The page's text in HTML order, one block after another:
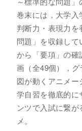
巻末には，大学入
判断力・表現力
問題」を収録し
から「要項」の
画（全49個），
図が動くアニメ
学自習を徹底的に
ンツで入試に繋
メ。